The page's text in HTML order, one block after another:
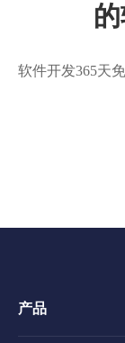
软件开发365天
产品